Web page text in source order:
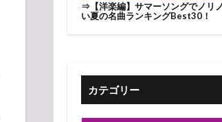
⇒ 【洋楽編】サマーソングでノリ
い夏の名曲ランキングBest30！
カテゴリー